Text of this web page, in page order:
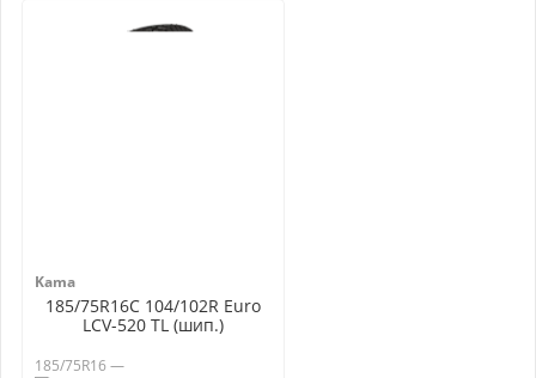
Kama
185/75R16C 104/102R Euro
LCV-520 TL (шип.)
185/75R16 —